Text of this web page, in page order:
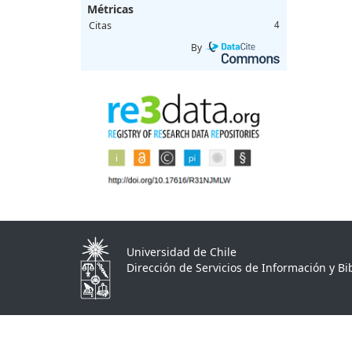
Métricas
Citas 4
By
Universidad de Chile
Dirección de Servicios de Información y